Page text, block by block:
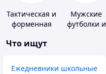
Тактическая и
форменная
Мужские
футболки и
Что ищут
Ежедневники школьные